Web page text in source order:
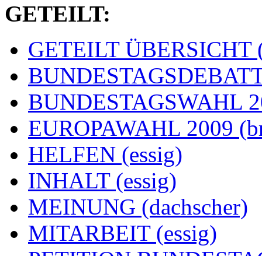
GETEILT:
GETEILT ÜBERSICHT
BUNDESTAGSWAHL
EUROPAWAHL 2009
HELFEN (essig)
INHALT (essig)
MEINUNG (dachscher)
MITARBEIT (essig)